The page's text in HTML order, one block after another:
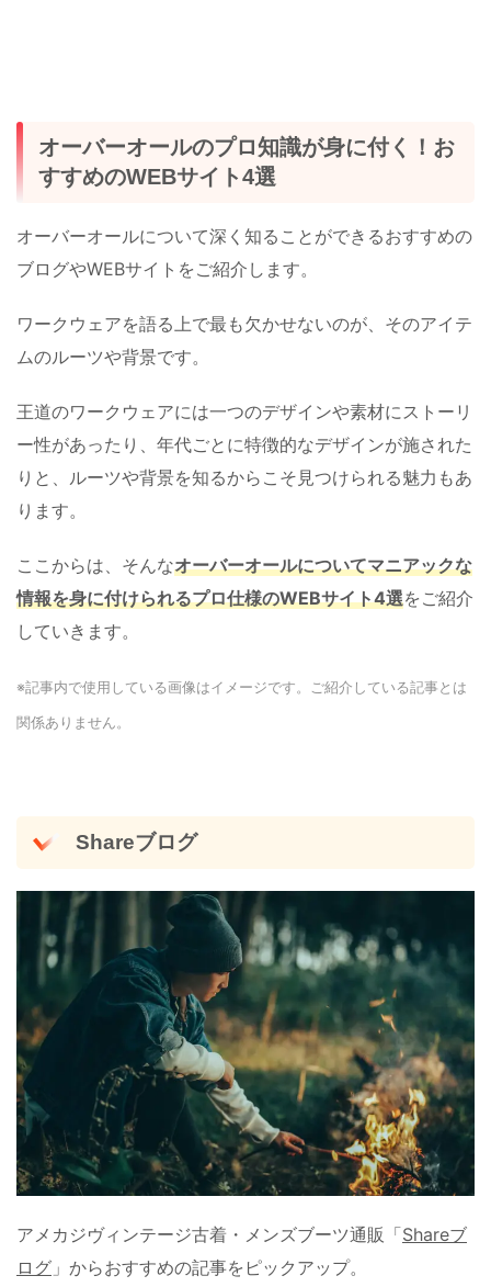
オーバーオールのプロ知識が身に付く！お
すすめのWEBサイト4選
オーバーオールについて深く知ることができるおすすめの
ブログやWEBサイトをご紹介します。
ワークウェアを語る上で最も欠かせないのが、そのアイテ
ムのルーツや背景です。
王道のワークウェアには一つのデザインや素材にストーリ
ー性があったり、年代ごとに特徴的なデザインが施された
りと、ルーツや背景を知るからこそ見つけられる魅力もあ
ります。
ここからは、そんなオーバーオールについてマニアックな
情報を身に付けられるプロ仕様のWEBサイト4選をご紹介
していきます。
※記事内で使用している画像はイメージです。ご紹介している記事とは
関係ありません。
Shareブログ
アメカジヴィンテージ古着・メンズブーツ通販「Shareブ
ログ 」からおすすめの記事をピックアップ。